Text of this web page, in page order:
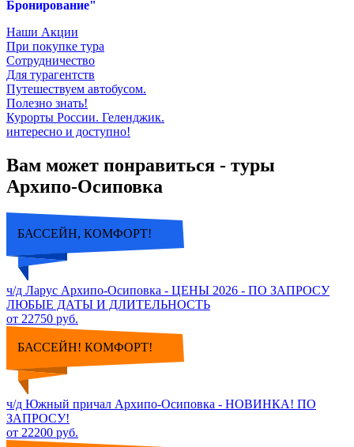
Бронирование"
Наши Акции
При покупке тура
Сотрудничество
Для турагентств
Путешествуем автобусом.
Полезно знать!
Курорты России. Геленджик.
интересно и доступно!
Вам может понравиться - туры
Архипо-Осиповка
БАССЕЙН, КОМФОРТ!
ч/д Ларус Архипо-Осиповка - ЦЕНЫ 2026 - ПО ЗАПРОСУ
ЛЮБЫЕ ДАТЫ И ДЛИТЕЛЬНОСТЬ
от 22750 руб.
БАССЕЙН! КОМФОРТ!
ч/д Южный причал Архипо-Осиповка - НОВИНКА! ПО
ЗАПРОСУ!
от 22200 руб.